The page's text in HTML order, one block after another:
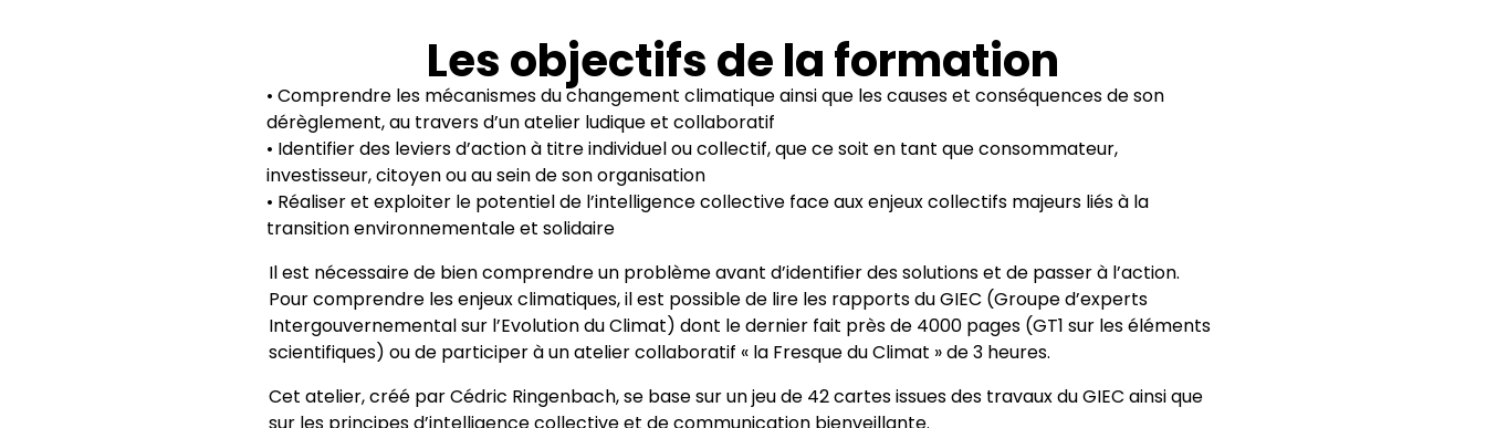
Les objectifs de la formation
• Comprendre les mécanismes du changement climatique ainsi que les causes et conséquences de son
dérèglement, au travers d’un atelier ludique et collaboratif
• Identifier des leviers d’action à titre individuel ou collectif, que ce soit en tant que consommateur,
investisseur, citoyen ou au sein de son organisation
• Réaliser et exploiter le potentiel de l’intelligence collective face aux enjeux collectifs majeurs liés à la
transition environnementale et solidaire
Il est nécessaire de bien comprendre un problème avant d’identifier des solutions et de passer à l’action.
Pour comprendre les enjeux climatiques, il est possible de lire les rapports du GIEC (Groupe d’experts
Intergouvernemental sur l’Evolution du Climat) dont le dernier fait près de 4000 pages (GT1 sur les éléments
scientifiques) ou de participer à un atelier collaboratif « la Fresque du Climat » de 3 heures.
Cet atelier, créé par Cédric Ringenbach, se base sur un jeu de 42 cartes issues des travaux du GIEC ainsi que